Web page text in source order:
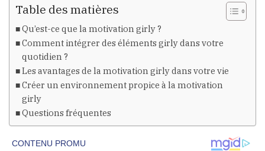
Table des matières
Qu’est-ce que la motivation girly ?
Comment intégrer des éléments girly dans votre
quotidien ?
Les avantages de la motivation girly dans votre vie
Créer un environnement propice à la motivation
girly
Questions fréquentes